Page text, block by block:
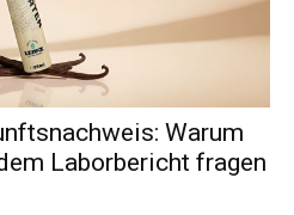
Warum
Laborbericht fragen